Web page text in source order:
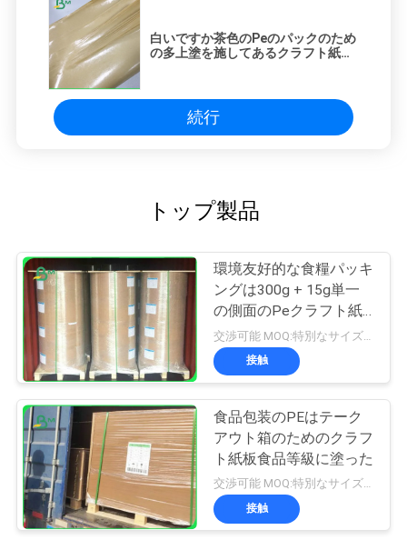
白いですか茶色のPeのパックのため
の多上塗を施してあるクラフト紙の
続行
トップ製品
環境友好的な食糧パッキ
ングは300g + 15g単一
の側面のPeクラフト紙
に塗った
接触
食品包装のPEはテーク
アウト箱のためのクラフ
ト紙板食品等級に塗った
交渉可能 MOQ:特別なサイズの共通のサイズ及び10トンのための1トン
接触